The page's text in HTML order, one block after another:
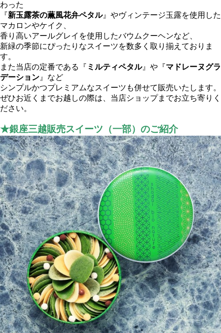
わった
『新玉露茶の薫風花弁ペタル』やヴィンテージ玉露を使用した
マカロンやケイク、
香り高いアールグレイを使用したバウムクーヘンなど、
新緑の季節にぴったりなスイーツを数多く取り揃えておりま
す。
また当店の定番である『 ミルティペタル』や『マドレーヌグラ
デーション 』など
シンプルかつプレミアムなスイーツも併せて販売いたします。
ぜひお近くまでお越しの際は、当店ショップまでお立ち寄りく
ださい。
★銀座三越販売スイーツ（一部）のご紹介